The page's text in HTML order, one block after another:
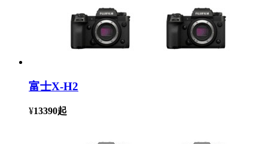
富士X-H2
¥13390起